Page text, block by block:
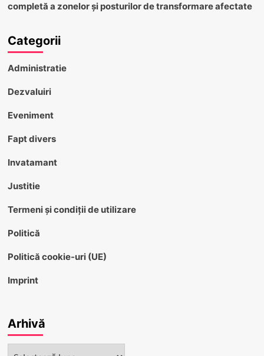
completă a zonelor și posturilor de transformare afectate
Categorii
Administratie
Dezvaluiri
Eveniment
Fapt divers
Invatamant
Justitie
Termeni și condiții de utilizare
Politică
Politică cookie-uri (UE)
Imprint
Arhivă